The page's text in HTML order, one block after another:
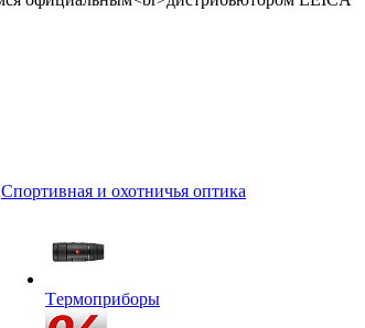
Спортивная и охотничья оптика
Tермоприборы